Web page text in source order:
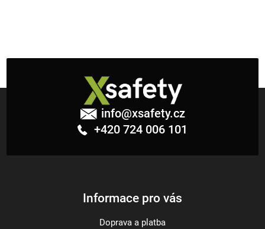
info@xsafety.cz
+420 724 006 101
Informace pro vás
Doprava a platba